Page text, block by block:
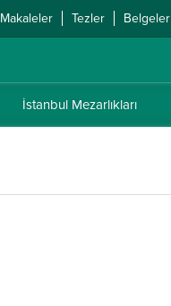
Makaleler Tezler Belgeler
İstanbul Mezarlıkları